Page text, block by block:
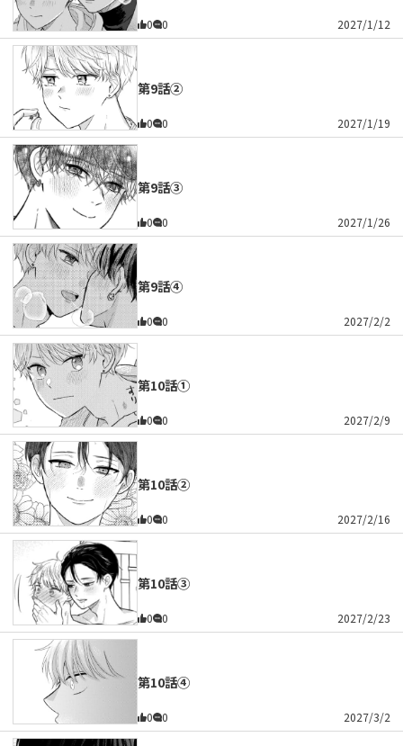
0 0 2027/1/12
第9話②
0 0 2027/1/19
第9話③
0 0 2027/1/26
第9話④
0 0 2027/2/2
第10話①
0 0 2027/2/9
第10話②
0 0 2027/2/16
第10話③
0 0 2027/2/23
第10話④
0 0 2027/3/2